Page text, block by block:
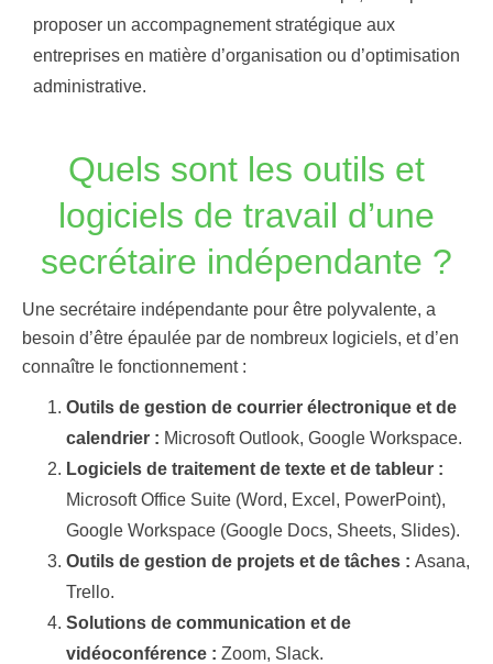
proposer un accompagnement stratégique aux
entreprises en matière d’organisation ou d’optimisation
administrative.
Quels sont les outils et
logiciels de travail d’une
secrétaire indépendante ?
Une secrétaire indépendante pour être polyvalente, a
besoin d’être épaulée par de nombreux logiciels, et d’en
connaître le fonctionnement :
Outils de gestion de courrier électronique et de
calendrier : Microsoft Outlook, Google Workspace.
Logiciels de traitement de texte et de tableur :
Microsoft Office Suite (Word, Excel, PowerPoint),
Google Workspace (Google Docs, Sheets, Slides).
Outils de gestion de projets et de tâches : Asana,
Trello.
Solutions de communication et de
vidéoconférence : Zoom, Slack.